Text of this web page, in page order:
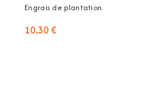
Engrais de plantation.
10.30 €